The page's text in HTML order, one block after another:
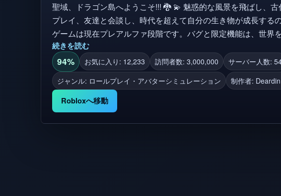
聖域、ドラゴン島へようこそ!!! 🐉 💫 魅惑的な風景を飛ばし、古代の秘密、ロール
プレイ、友達と会談し、時代を超えて自分の生き物が成長するの
ゲームは現在プレアルファ段階です。バグと限定機能は、世界
想されます - あなたの忍耐とフィードバックに感謝します! ✨ [ 主な機能 ] 🕊️ 古くて
新しい友達とリラックスした探検をお楽しみください 🐣ドラゴ
し、ユニークなライフステージを経て成長する 🌍 秘密と訪れる
いの広大な世界を発見する 🧙‍♀️ 友達とロールプレイして新しいス
作ろう タグ: ドラゴンズアイランド, ドラゴン, ドラゴンズ, クリエイター, RP, ロー
ルプレイ, 探検, ファンタジー, アドベンチャー, オープンワールド
続きを読む
94% お気に入り: 12,233 訪問者数: 3,000,000
サーバー人数:
ジャンル: ロールプレイ・アバターシミュレーション
制作者:
Robloxへ移動